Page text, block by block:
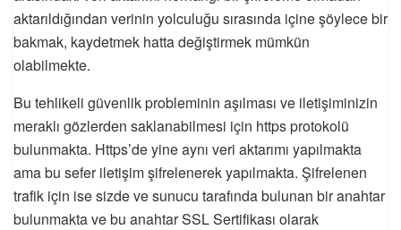
aktarıldığından verinin yolculuğu sırasında içine şöylece bir
bakmak, kaydetmek hatta değiştirmek mümkün
olabilmekte.
Bu tehlikeli güvenlik probleminin aşılması ve iletişiminizin
meraklı gözlerden saklanabilmesi için https protokolü
bulunmakta. Https’de yine aynı veri aktarımı yapılmakta
ama bu sefer iletişim şifrelenerek yapılmakta. Şifrelenen
trafik için ise sizde ve sunucu tarafında bulunan bir anahtar
bulunmakta ve bu anahtar SSL Sertifikası olarak